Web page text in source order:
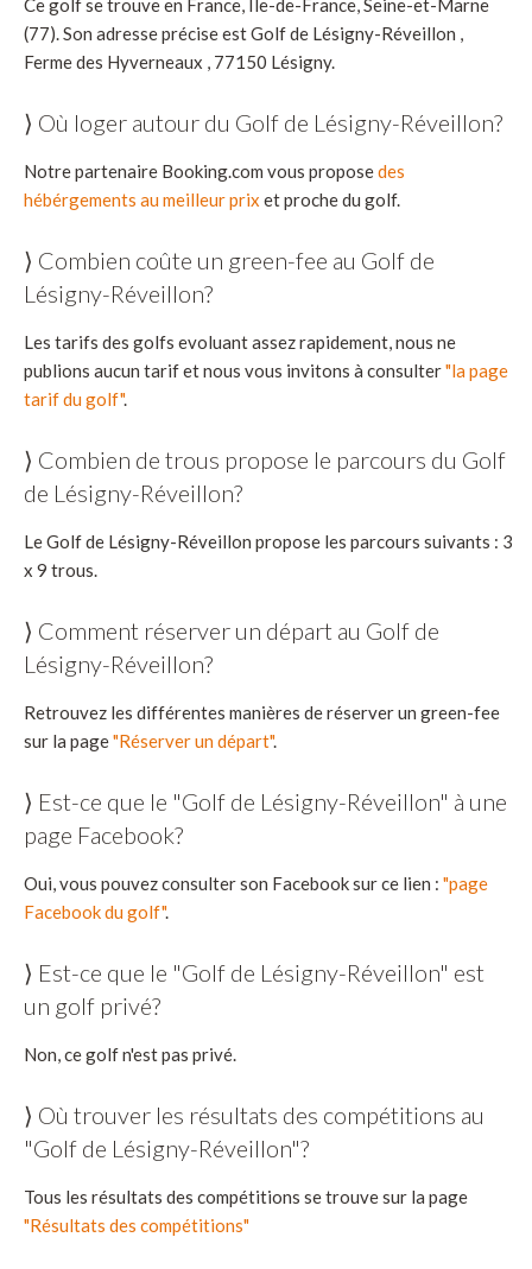
Ce golf se trouve en France, Île-de-France, Seine-et-Marne
(77). Son adresse précise est Golf de Lésigny-Réveillon ,
Ferme des Hyverneaux , 77150 Lésigny.
⟩ Où loger autour du Golf de Lésigny-Réveillon?
Notre partenaire Booking.com vous proposedes
hébérgements au meilleur prix et proche du golf.
⟩ Combien coûte un green-fee au Golf de
Lésigny-Réveillon?
Les tarifs des golfs evoluant assez rapidement, nous ne
publions aucun tarif et nous vous invitons à consulter"la page
tarif du golf".
⟩ Combien de trous propose le parcours du Golf
de Lésigny-Réveillon?
Le Golf de Lésigny-Réveillon propose les parcours suivants : 3
x 9 trous.
⟩ Comment réserver un départ au Golf de
Lésigny-Réveillon?
Retrouvez les différentes manières de réserver un green-fee
sur la page"Réserver un départ".
⟩ Est-ce que le "Golf de Lésigny-Réveillon" à une
page Facebook?
Oui, vous pouvez consulter son Facebook sur ce lien : "page
Facebook du golf".
⟩ Est-ce que le "Golf de Lésigny-Réveillon" est
un golf privé?
Non, ce golf n'est pas privé.
⟩ Où trouver les résultats des compétitions au
"Golf de Lésigny-Réveillon"?
Tous les résultats des compétitions se trouve sur la page
"Résultats des compétitions"